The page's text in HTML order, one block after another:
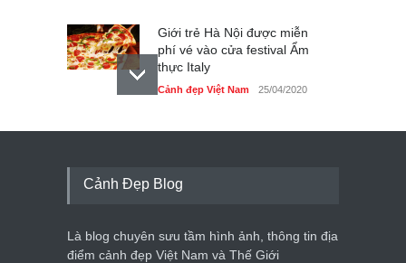
Giới trẻ Hà Nội được miễn
phí vé vào cửa festival Ẩm
thực Italy
Cảnh đẹp Việt Nam 25/04/2020
Tam giác mạch khoe sắc
du lịch quốc gia
Cảnh đẹp Việt Nam 24/04/2020
Cảnh Đẹp Blog
Là blog chuyên sưu tầm hình ảnh, thông tin địa
điểm cảnh đẹp Việt Nam và Thế Giới